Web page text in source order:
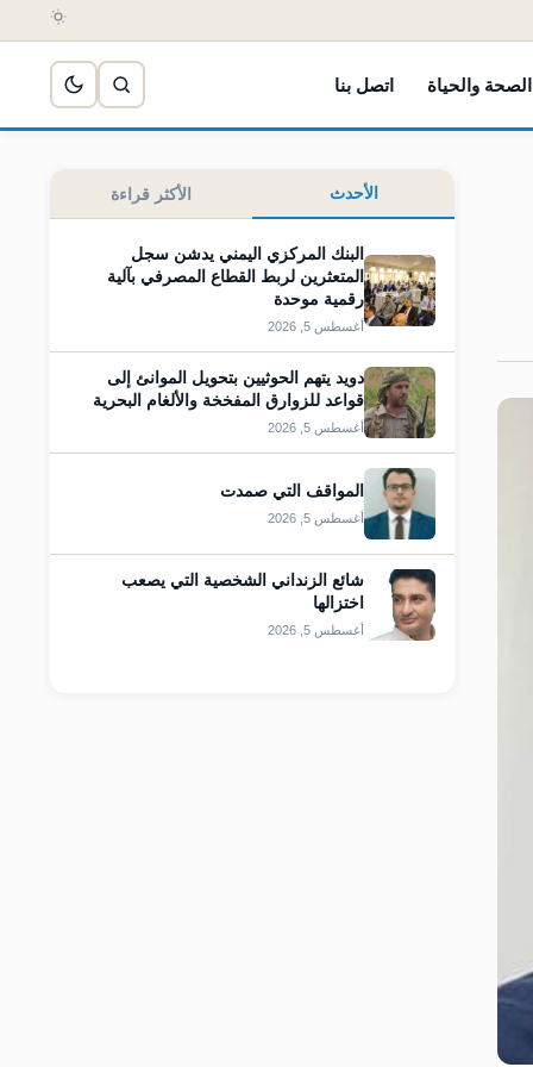
الصحة والحياة اتصل بنا
الأحدث الأكثر قراءة
البنك المركزي اليمني يدشن سجل
المتعثرين لربط القطاع المصرفي بآلية
رقمية موحدة
أغسطس 5, 2026
دويد يتهم الحوثيين بتحويل الموانئ إلى
قواعد للزوارق المفخخة والألغام البحرية
أغسطس 5, 2026
المواقف التي صمدت
أغسطس 5, 2026
شائع الزنداني الشخصية التي يصعب
اختزالها
أغسطس 5, 2026